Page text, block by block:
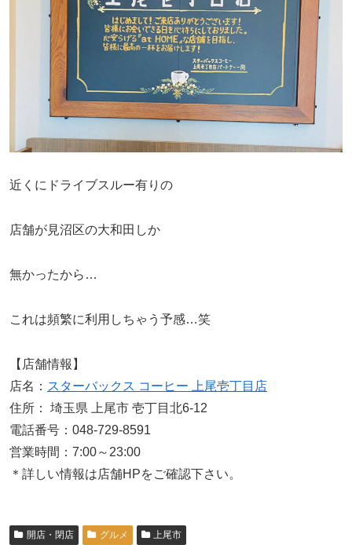
近くにドライブスルー有りの
店舗が見沼区の大和田しか
無かったから…
これは頻繁に利用しちゃう予感…笑
【店舗情報】
店名： スターバックス コーヒー 上尾壱丁目店
住所： 埼玉県 上尾市 壱丁目北6-12
電話番号：048-729-8591
営業時間：7:00～23:00
＊詳しい情報は店舗HPをご確認下さい。
開店・閉店 グルメ 上尾市